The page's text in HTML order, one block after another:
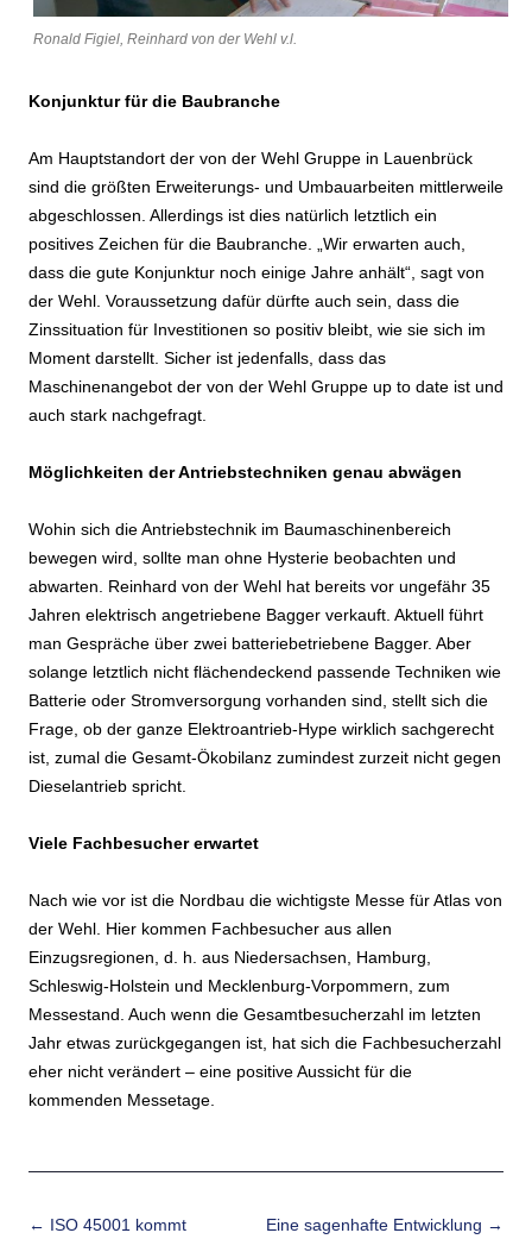
Ronald Figiel, Reinhard von der Wehl v.l.
Konjunktur für die Baubranche
Am Hauptstandort der von der Wehl Gruppe in Lauenbrück
sind die größten Erweiterungs- und Umbauarbeiten mittlerweile
abgeschlossen. Allerdings ist dies natürlich letztlich ein
positives Zeichen für die Baubranche. „Wir erwarten auch,
dass die gute Konjunktur noch einige Jahre anhält“, sagt von
der Wehl. Voraussetzung dafür dürfte auch sein, dass die
Zinssituation für Investitionen so positiv bleibt, wie sie sich im
Moment darstellt. Sicher ist jedenfalls, dass das
Maschinenangebot der von der Wehl Gruppe up to date ist und
auch stark nachgefragt.
Möglichkeiten der Antriebstechniken genau abwägen
Wohin sich die Antriebstechnik im Baumaschinenbereich
bewegen wird, sollte man ohne Hysterie beobachten und
abwarten. Reinhard von der Wehl hat bereits vor ungefähr 35
Jahren elektrisch angetriebene Bagger verkauft. Aktuell führt
man Gespräche über zwei batteriebetriebene Bagger. Aber
solange letztlich nicht flächendeckend passende Techniken wie
Batterie oder Stromversorgung vorhanden sind, stellt sich die
Frage, ob der ganze Elektroantrieb-Hype wirklich sachgerecht
ist, zumal die Gesamt-Ökobilanz zumindest zurzeit nicht gegen
Dieselantrieb spricht.
Viele Fachbesucher erwartet
Nach wie vor ist die Nordbau die wichtigste Messe für Atlas von
der Wehl. Hier kommen Fachbesucher aus allen
Einzugsregionen, d. h. aus Niedersachsen, Hamburg,
Schleswig-Holstein und Mecklenburg-Vorpommern, zum
Messestand. Auch wenn die Gesamtbesucherzahl im letzten
Jahr etwas zurückgegangen ist, hat sich die Fachbesucherzahl
eher nicht verändert – eine positive Aussicht für die
kommenden Messetage.
Beitrags-Navigation
← ISO 45001 kommt Eine sagenhafte Entwicklung →